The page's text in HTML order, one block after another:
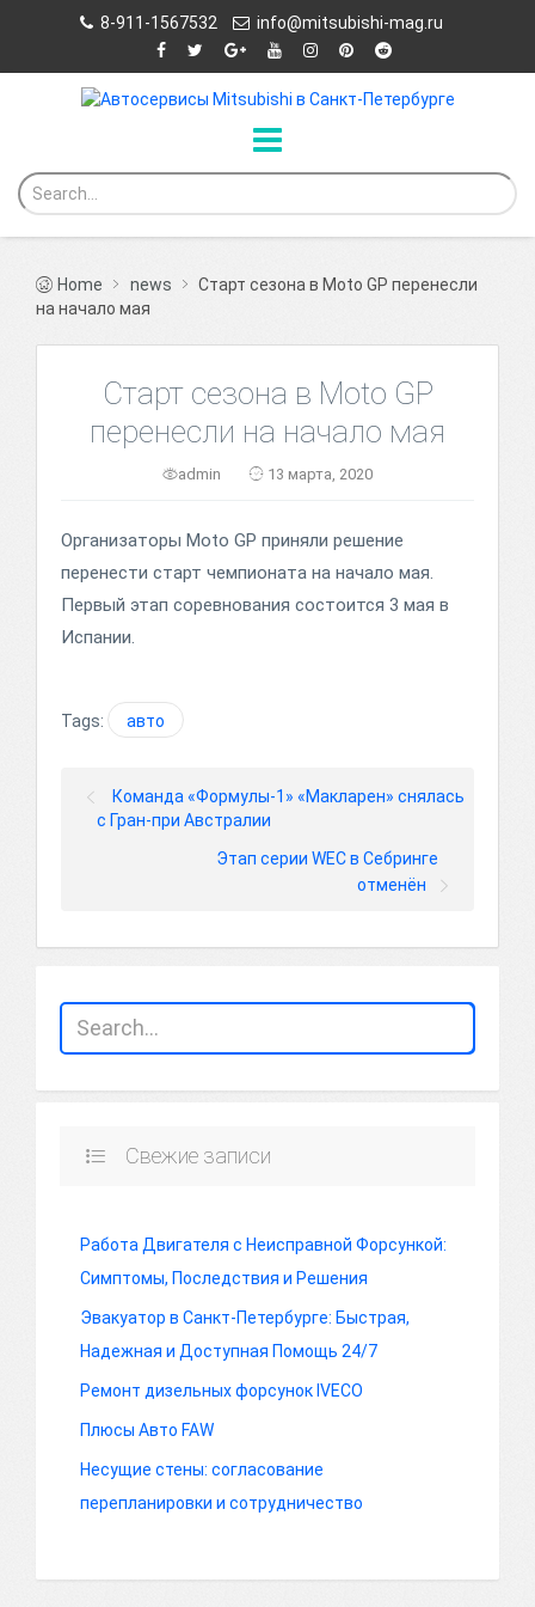
8-911-1567532 info@mitsubishi-mag.ru
Home news
Старт сезона в Moto GP перенесли
на начало мая
Старт сезона в Moto GP
перенесли на начало мая
admin 13 марта, 2020
Организаторы Moto GP приняли решение
перенести старт чемпионата на начало мая.
Первый этап соревнования состоится 3 мая в
Испании.
Tags: авто
Команда «Формулы-1» «Макларен» снялась
с Гран-при Австралии
Этап серии WEC в Себринге
отменён
Свежие записи
Работа Двигателя с Неисправной Форсункой:
Симптомы, Последствия и Решения
Эвакуатор в Санкт-Петербурге: Быстрая,
Надежная и Доступная Помощь 24/7
Ремонт дизельных форсунок IVECO
Плюсы Авто FAW
Несущие стены: согласование
перепланировки и сотрудничество